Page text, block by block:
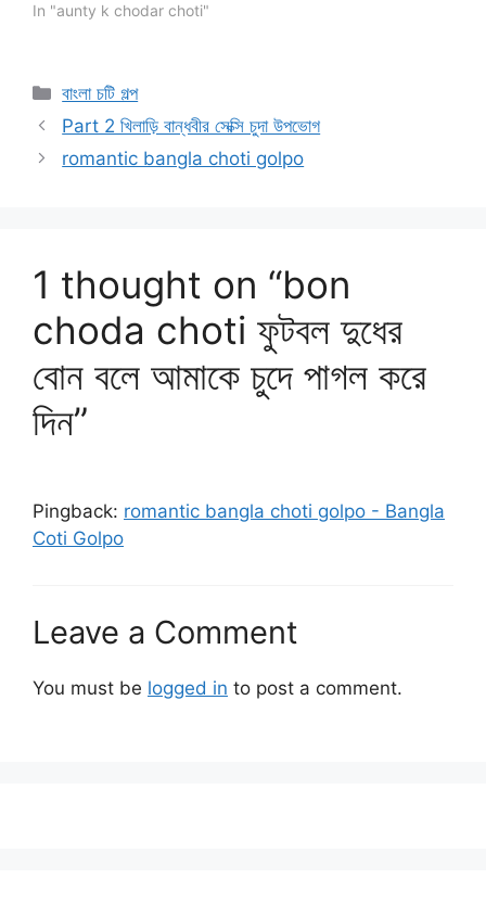
In "aunty k chodar choti"
Categories
বাংলা চটি গল্প
Part 2 খিলাড়ি বান্ধবীর সেক্সি চুদা উপভোগ
romantic bangla choti golpo
1 thought on “bon
choda choti ফুটবল দুধের
বোন বলে আমাকে চুদে পাগল করে
দিন”
Pingback: romantic bangla choti golpo - Bangla
Coti Golpo
Leave a Comment
You must be logged in to post a comment.